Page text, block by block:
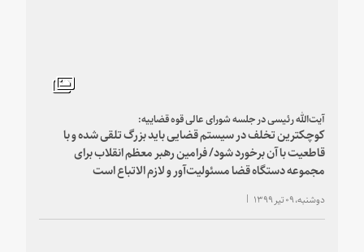
آیت‌الله رئیسی در جلسه شورای عالی قوه قضاییه:
کوچک‎ترین تخلف در سیستم قضایی باید بزرگ تلقی شده و با
قاطعیت با آن برخورد شود/ فرامین رهبر معظم انقلاب برای
مجموعه دستگاه قضا مسئولیت‌آور و لازم الاتباع است
دوشنبه، ۰۹ تیر ۱۳۹۹